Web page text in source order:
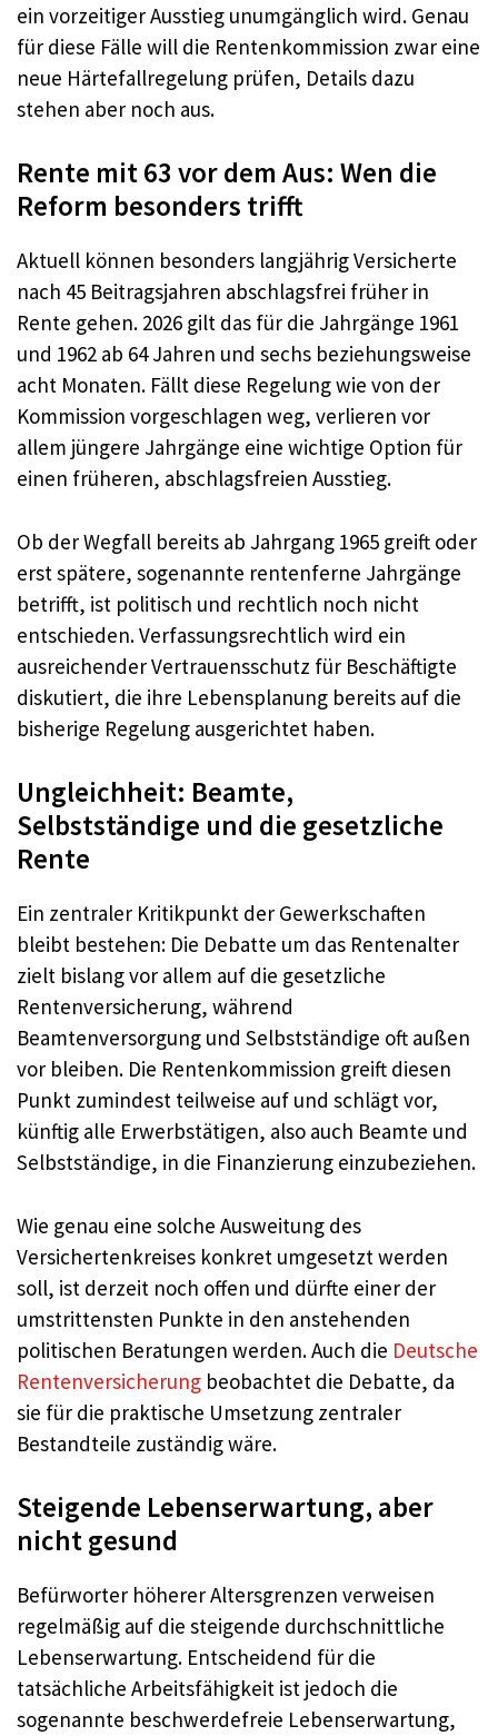
ein vorzeitiger Ausstieg unumgänglich wird. Genau
für diese Fälle will die Rentenkommission zwar eine
neue Härtefallregelung prüfen, Details dazu
stehen aber noch aus.
Rente mit 63 vor dem Aus: Wen die
Reform besonders trifft
Aktuell können besonders langjährig Versicherte
nach 45 Beitragsjahren abschlagsfrei früher in
Rente gehen. 2026 gilt das für die Jahrgänge 1961
und 1962 ab 64 Jahren und sechs beziehungsweise
acht Monaten. Fällt diese Regelung wie von der
Kommission vorgeschlagen weg, verlieren vor
allem jüngere Jahrgänge eine wichtige Option für
einen früheren, abschlagsfreien Ausstieg.
Ob der Wegfall bereits ab Jahrgang 1965 greift oder
erst spätere, sogenannte rentenferne Jahrgänge
betrifft, ist politisch und rechtlich noch nicht
entschieden. Verfassungsrechtlich wird ein
ausreichender Vertrauensschutz für Beschäftigte
diskutiert, die ihre Lebensplanung bereits auf die
bisherige Regelung ausgerichtet haben.
Ungleichheit: Beamte,
Selbstständige und die gesetzliche
Rente
Ein zentraler Kritikpunkt der Gewerkschaften
bleibt bestehen: Die Debatte um das Rentenalter
zielt bislang vor allem auf die gesetzliche
Rentenversicherung, während
Beamtenversorgung und Selbstständige oft außen
vor bleiben. Die Rentenkommission greift diesen
Punkt zumindest teilweise auf und schlägt vor,
künftig alle Erwerbstätigen, also auch Beamte und
Selbstständige, in die Finanzierung einzubeziehen.
Wie genau eine solche Ausweitung des
Versichertenkreises konkret umgesetzt werden
soll, ist derzeit noch offen und dürfte einer der
umstrittensten Punkte in den anstehenden
politischen Beratungen werden. Auch die Deutsche
Rentenversicherung beobachtet die Debatte, da
sie für die praktische Umsetzung zentraler
Bestandteile zuständig wäre.
Steigende Lebenserwartung, aber
nicht gesund
Befürworter höherer Altersgrenzen verweisen
regelmäßig auf die steigende durchschnittliche
Lebenserwartung. Entscheidend für die
tatsächliche Arbeitsfähigkeit ist jedoch die
sogenannte beschwerdefreie Lebenserwartung,